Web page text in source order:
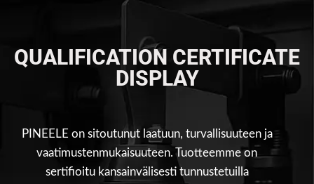
QUALIFICATION CERTIFICATE
DISPLAY
PINEELE on sitoutunut laatuun, turvallisuuteen ja
vaatimustenmukaisuuteen. Tuotteemme on
sertifioitu kansainvälisesti tunnustetuilla